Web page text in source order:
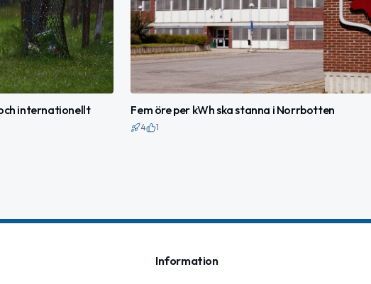
internationellt
Fem öre per kWh ska stanna i Norrbotten
4 1
Information